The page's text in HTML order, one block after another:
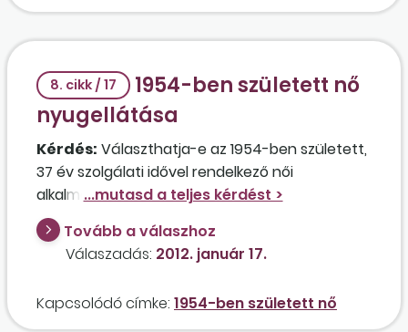
8. cikk / 17
1954-ben született nő
nyugellátása
Kérdés: Választhatja-e az 1954-ben született,
37 év szolgálati idővel rendelkező női
alkalmazottja korengedményes nyugdíjazását
egy építőipari cég, amelynek a gazdasági
recesszió miatt csökkentenie kell a
munkavállalói létszámát?
Tovább a válaszhoz
Válaszadás: 2012. január 17.
Kapcsolódó címke: 1954-ben született nő